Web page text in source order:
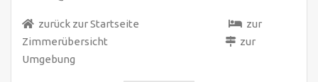
zurück zur Startseite
zur
Zimmerübersicht
zur
Umgebung